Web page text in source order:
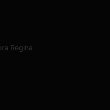
Regina